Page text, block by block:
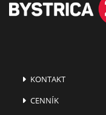
KONTAKT
CENNÍK